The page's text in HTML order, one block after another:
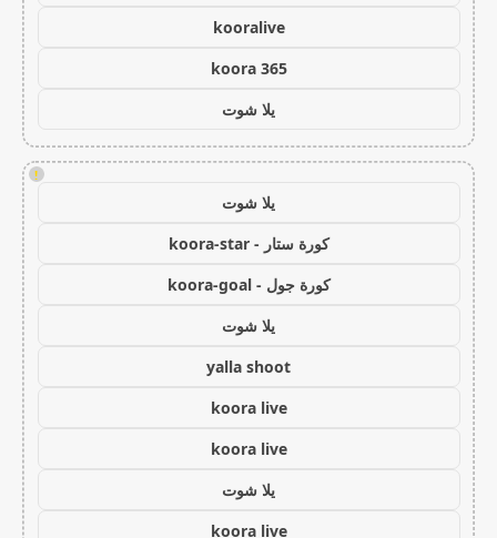
kooralive
koora 365
يلا شوت
!
يلا شوت
كورة ستار - koora-star
كورة جول - koora-goal
يلا شوت
yalla shoot
koora live
koora live
يلا شوت
koora live